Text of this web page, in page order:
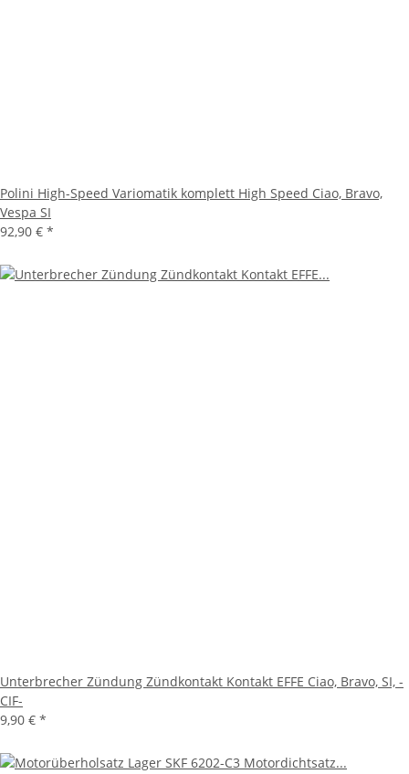
Polini High-Speed Variomatik komplett High Speed Ciao, Bravo,
Vespa SI
92,90 € *
Unterbrecher Zündung Zündkontakt Kontakt EFFE Ciao, Bravo, SI, -
CIF-
9,90 € *